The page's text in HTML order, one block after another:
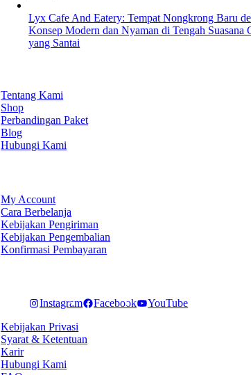
Lyx Cafe And Eatery: Tempat Nongkrong Baru
Konsep Modern dan Nyaman di Tengah Suasana
yang Santai
Tentang Kami
Shop
Perbandingan Paket
Blog
Hubungi Kami
My Account
Cara Berbelanja
Kebijakan Pengiriman
Kebijakan Pengembalian
Konfirmasi Pembayaran
Instagram Facebook
YouTube
Kebijakan Privasi
Syarat & Ketentuan
Karir
Hubungi Kami